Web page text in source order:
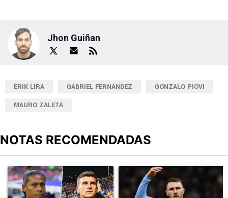
Jhon Guiñan
ERIK LIRA GABRIEL FERNÁNDEZ
GONZALO PIOVI
MAURO ZALETA
NOTAS RECOMENDADAS
Un artículo de tendencia con el título "Alineaciones de Cruz Azul
Un artículo de tendencia con el